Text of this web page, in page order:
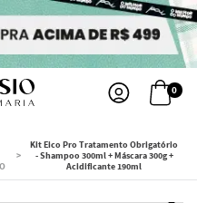
0
Kit Eico Pro Tratamento Obrigatório
- Shampoo 300ml + Máscara 300g +
Acidificante 190ml